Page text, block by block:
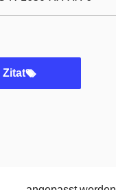
Zitat